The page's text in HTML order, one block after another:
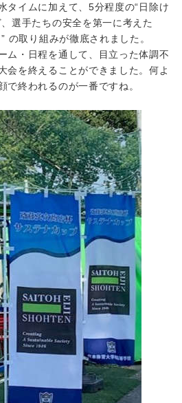
タイムに加えて、5分程度の“日除け
選手たちの安全を第一に考えた
の取り組みが徹底されました。
ム・日程を通して、目立った体調不
会を終えることができました。何よ
で終われるのが一番ですね。